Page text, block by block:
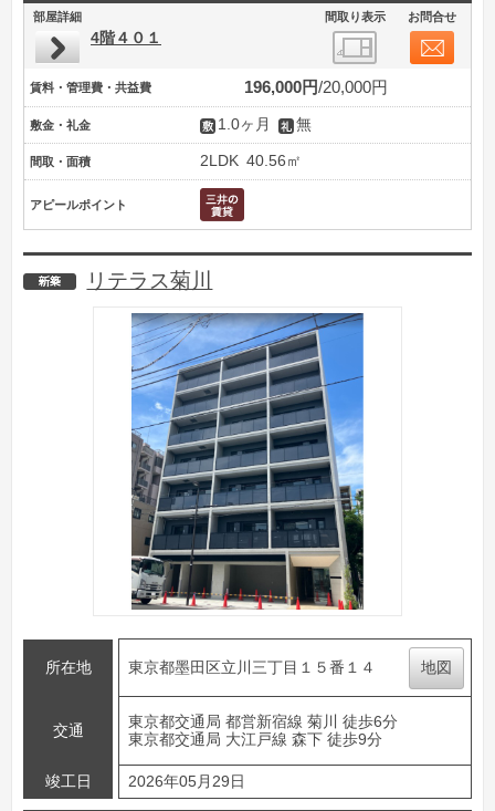
部屋詳細 間取り表示 お問合せ
4階４０１
賃料・管理費・共益費 196,000円 20,000円
敷金・礼金 1.0ヶ月 無
間取・面積 2LDK 40.56㎡
アピールポイント
新築
リテラス菊川
所在地 東京都墨田区立川三丁目１５番１４ 地図
交通
東京都交通局 都営新宿線 菊川 徒歩6分
東京都交通局 大江戸線 森下 徒歩9分
竣工日 2026年05月29日